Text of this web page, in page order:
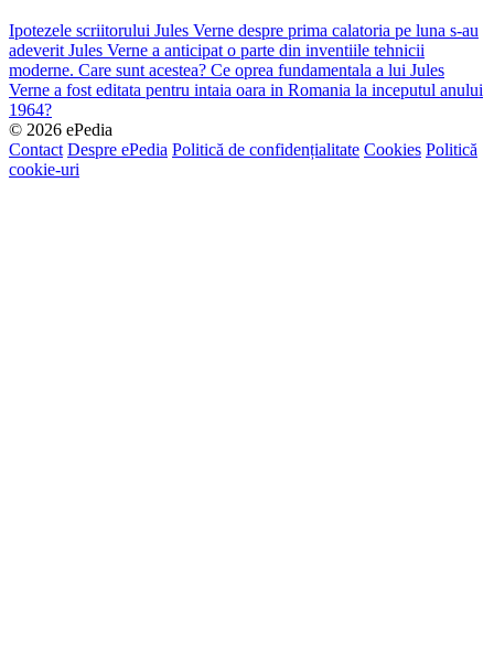
Ipotezele scriitorului Jules Verne despre prima calatoria pe luna s-au
adeverit Jules Verne a anticipat o parte din inventiile tehnicii
moderne. Care sunt acestea? Ce oprea fundamentala a lui Jules
Verne a fost editata pentru intaia oara in Romania la inceputul anului
1964?
© 2026 ePedia
Contact Despre ePedia Politică de confidențialitate Cookies Politică
cookie-uri